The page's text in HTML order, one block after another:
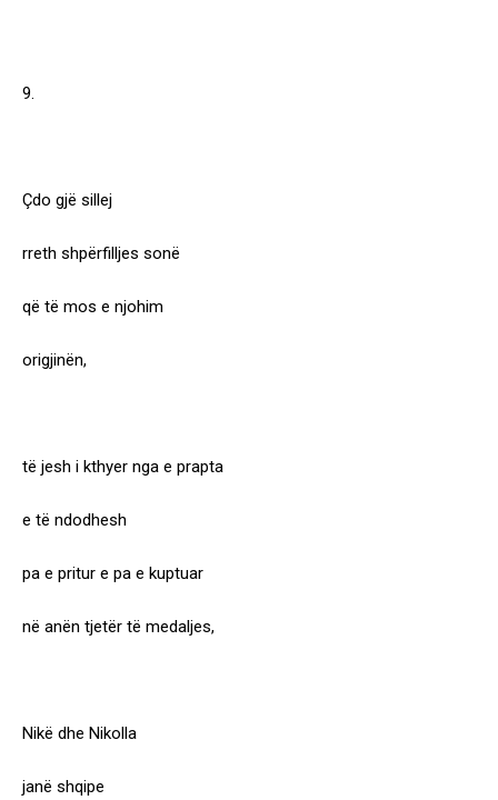
9.
Çdo gjë sillej
rreth shpërfilljes sonë
që të mos e njohim
origjinën,
të jesh i kthyer nga e prapta
e të ndodhesh
pa e pritur e pa e kuptuar
në anën tjetër të medaljes,
Nikë dhe Nikolla
janë shqipe